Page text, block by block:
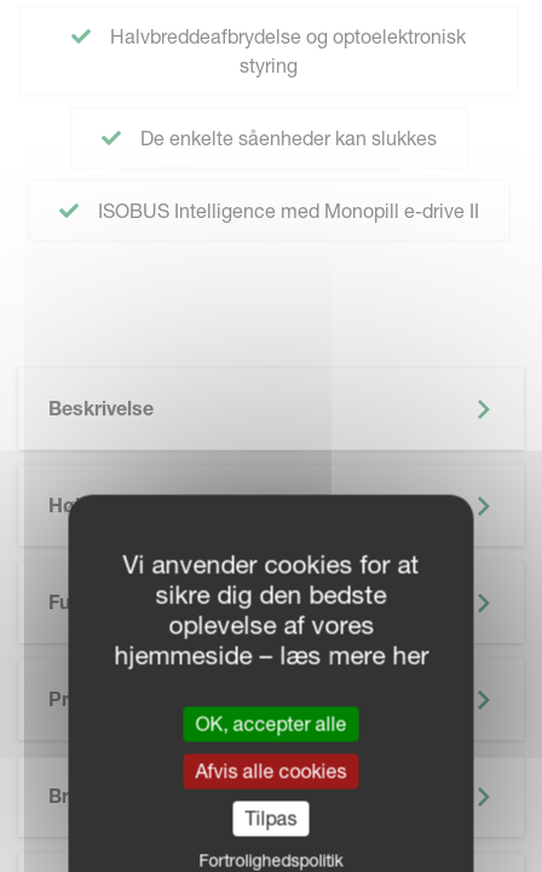
Halvbreddeafbrydelse og optoelektronisk
styring
De enkelte såenheder kan slukkes
ISOBUS Intelligence med Monopill e-drive II
Beskrivelse
Højdepunkter
Funktioner
Præcisionslandbrug
Brochure
Vi anvender cookies for at
sikre dig den bedste
oplevelse af vores
hjemmeside – læs mere her
OK, accepter alle
Afvis alle cookies
Tilpas
Fortrolighedspolitik